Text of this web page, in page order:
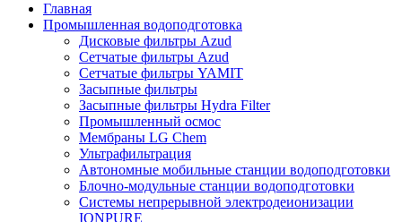
Главная
Промышленная водоподготовка
Дисковые фильтры Azud
Сетчатые фильтры Azud
Сетчатые фильтры YAMIT
Засыпные фильтры
Засыпные фильтры Hydra Filter
Промышленный осмос
Мембраны LG Chem
Ультрафильтрация
Автономные мобильные станции водоподготовки
Блочно-модульные станции водоподготовки
Системы непрерывной электродеионизации
IONPURE